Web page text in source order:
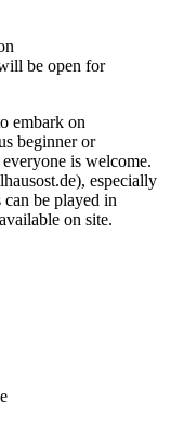
be open for
embark on
beginner or
is welcome.
especially
be played in
on site.